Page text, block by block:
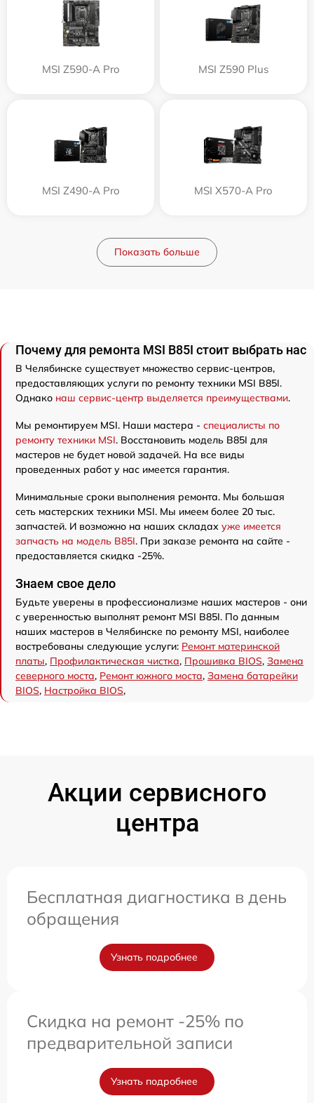
MSI Z590-A Pro MSI Z590 Plus
MSI Z490-A Pro MSI X570-A Pro
Показать больше
Почему для ремонта MSI B85I стоит выбрать нас
В Челябинске существует множество сервис-центров,
предоставляющих услуги по ремонту техники MSI B85I.
Однако наш сервис-центр выделяется преимуществами.
Мы ремонтируем MSI. Наши мастера - специалисты по
ремонту техники MSI. Восстановить модель B85I для
мастеров не будет новой задачей. На все виды
проведенных работ у нас имеется гарантия.
Минимальные сроки выполнения ремонта. Мы большая
сеть мастерских техники MSI. Мы имеем более 20 тыс.
запчастей. И возможно на наших складах уже имеется
запчасть на модель B85I. При заказе ремонта на сайте -
предоставляется скидка -25%.
Знаем свое дело
Будьте уверены в профессионализме наших мастеров - они
с уверенностью выполнят ремонт MSI B85I. По данным
наших мастеров в Челябинске по ремонту MSI, наиболее
востребованы следующие услуги: Ремонт материнской
платы, Профилактическая чистка, Прошивка BIOS, Замена
северного моста, Ремонт южного моста, Замена батарейки
BIOS, Настройка BIOS,
Акции сервисного
центра
Бесплатная диагностика в день
обращения
Узнать подробнее
Скидка на ремонт -25% по
предварительной записи
Узнать подробнее